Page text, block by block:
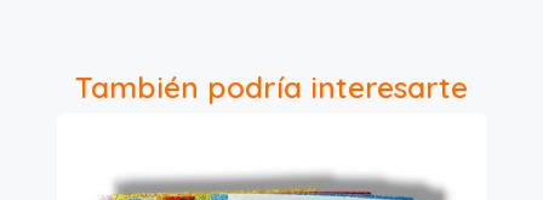
También podría interesarte